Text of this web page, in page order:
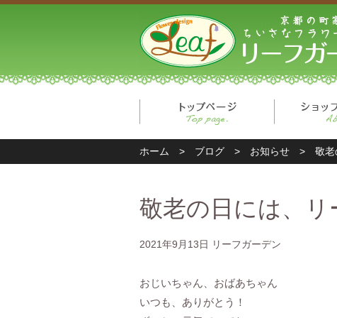
トップペー
ホーム > ブログ > お知らせ > 敬
敬老の日には、
2021年9月13日 リーフガーデン
おじいちゃん、おばあちゃん
いつも、ありがとう！